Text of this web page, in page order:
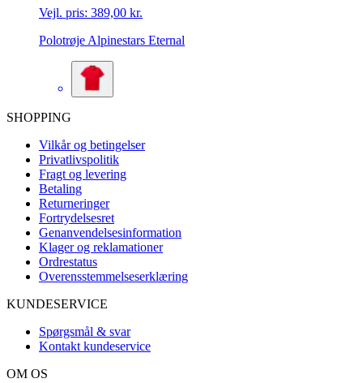
Vejl. pris: 389,00 kr.
Polotrøje Alpinestars Eternal
SHOPPING
Vilkår og betingelser
Privatlivspolitik
Fragt og levering
Betaling
Returneringer
Fortrydelsesret
Genanvendelsesinformation
Klager og reklamationer
Ordrestatus
Overensstemmelseserklæring
KUNDESERVICE
Spørgsmål & svar
Kontakt kundeservice
OM OS